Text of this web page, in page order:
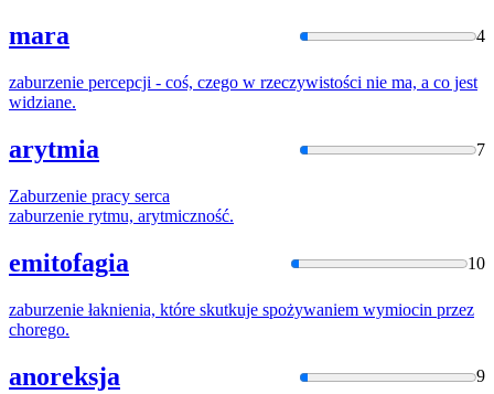
mara 4
zaburzenie percepcji - coś, czego w rzeczywistości nie ma, a co jest
widziane.
arytmia 7
Zaburzenie pracy serca
zaburzenie rytmu, arytmiczność.
emitofagia 10
zaburzenie łaknienia, które skutkuje spożywaniem wymiocin przez
chorego.
anoreksja 9